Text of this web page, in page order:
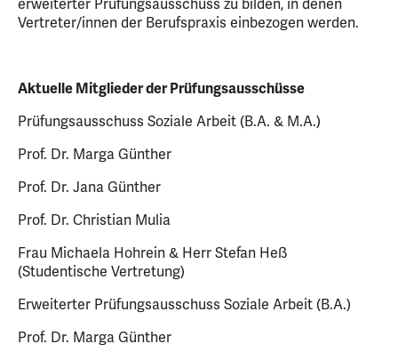
erweiterter Prüfungsausschuss zu bilden, in denen
Vertreter/innen der Berufspraxis einbezogen werden.
Aktuelle Mitglieder der Prüfungsausschüsse
Prüfungsausschuss Soziale Arbeit (B.A. & M.A.)
Prof. Dr. Marga Günther
Prof. Dr. Jana Günther
Prof. Dr. Christian Mulia
Frau Michaela Hohrein & Herr Stefan Heß
(Studentische Vertretung)
Erweiterter Prüfungsausschuss Soziale Arbeit (B.A.)
Prof. Dr. Marga Günther